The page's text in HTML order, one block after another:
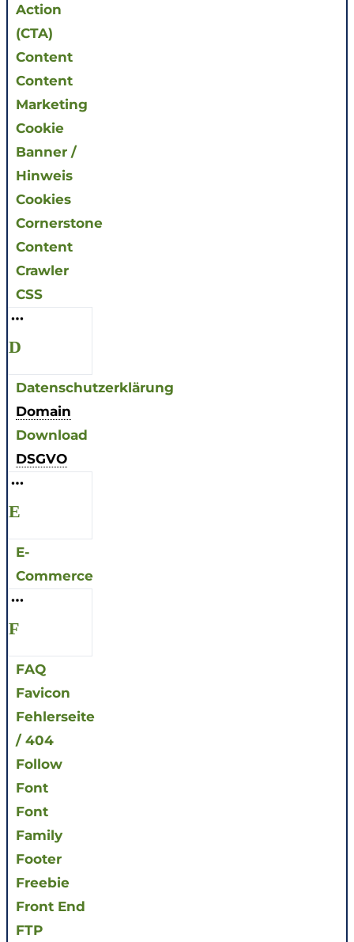
Action
(CTA)
Content
Content
Marketing
Cookie
Banner /
Hinweis
Cookies
Cornerstone
Content
Crawler
CSS
D
Datenschutzerklärung
Domain
Download
DSGVO
E
E-
Commerce
F
FAQ
Favicon
Fehlerseite
/ 404
Follow
Font
Font
Family
Footer
Freebie
Front End
FTP